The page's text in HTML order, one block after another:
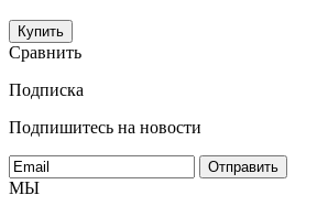
Купить
Сравнить
Подписка
Подпишитесь на новости
МЫ